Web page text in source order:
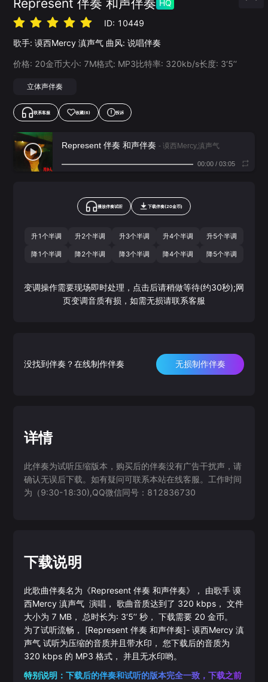
Represent 伴奏 和声伴奏 HQ
ID: 10449
歌手: 谟西Mercy 滇声气 曲风: 说唱伴奏
价格: 20金币大小: 7M格式: MP3比特率: 320kb/s长度: 3‘5’‘
立体声伴奏
联系客服 收藏(6) 投诉
Represent 伴奏 和声伴奏 - 谟西Mercy,滇声气
00:00/ 03:05
播放伴奏试听 下载伴奏(20金币)
升1个半调 升2个半调 升3个半调 升4个半调 升5个半调
降1个半调 降2个半调 降3个半调 降4个半调 降5个半调
变调操作需要现场即时处理，点击后请稍做等待(约30秒);网
页变调音质有损，如需无损请联系客服
没找到伴奏？在线制作伴奏 无损制作伴奏
详情
此伴奏为试听压缩版本，购买后的伴奏没有广告干扰声，请
确认无误后下载。如有疑问可联系本站在线客服。工作时间
为（9:30-18:30),QQ微信同号：812836730
下载说明
此歌曲伴奏名为《Represent 伴奏 和声伴奏》， 由歌手 谟
西Mercy 滇声气 演唱， 歌曲音质达到了 320 kbps， 文件
大小为 7 MB， 总时长为: 3‘5’‘秒， 下载需要 20 金币。
为了试听流畅， [Represent 伴奏 和声伴奏]- 谟西Mercy 滇
声气 试听为压缩的音质并且带水印， 您下载后的音质为
320 kbps 的 MP3 格式， 并且无水印哟。
特别说明：下载后的伴奏和试听的版本完全一致，下载之前